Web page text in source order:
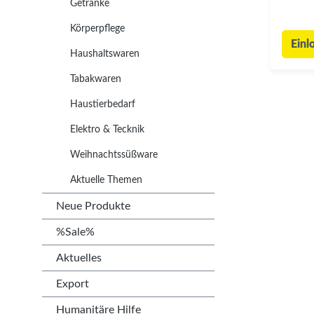
Getränke
Körperpflege
Haushaltswaren
Tabakwaren
Haustierbedarf
Elektro & Tecknik
Weihnachtssüßware
Aktuelle Themen
Neue Produkte
%Sale%
Aktuelles
Export
Humanitäre Hilfe